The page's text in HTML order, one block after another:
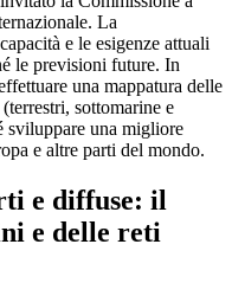
La
e le esigenze attuali
le previsioni future. In
una mappatura delle
sottomarine e
sviluppare una migliore
e altre parti del mondo.
e diffuse: il
e delle reti